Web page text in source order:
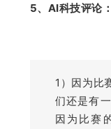
5、AI科技评论：
1）因为比
们还是有
因为比赛